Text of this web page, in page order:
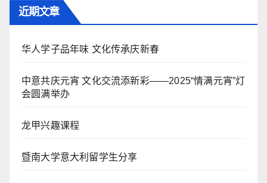
近期文章
华人学子品年味 文化传承庆新春
中意共庆元宵 文化交流添新彩——2025“情满元宵”灯
会圆满举办
龙甲兴趣课程
暨南大学意大利留学生分享